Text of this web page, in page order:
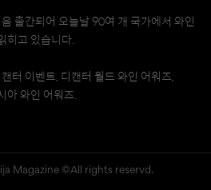
출간되어 오늘날 90여 개 국가에서 와인
히고 있습니다.
터 이벤트, 디캔터 월드 와인 어워즈,
아 와인 어워즈.
Magazine ©All rights reservd.